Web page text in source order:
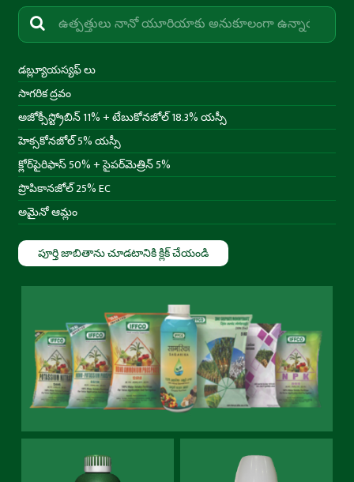
డబ్ల్యూయస్యఫ్ లు
సాగరిక ద్రవం
అజోక్సీస్ట్రోబిన్ 11% + టేబుకోనజోల్ 18.3% యస్సీ
హెక్సకోనజోల్ 5% యస్సీ
క్లోర్‌పైరిఫాస్ 50% + సైపర్‌మెత్రిన్ 5%
ప్రొపికానజోల్ 25% EC
అమైనో ఆమ్లం
పూర్తి జాబితాను చూడటానికి క్లిక్ చేయండి